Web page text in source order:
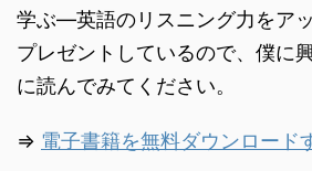
学ぶ―英語のリスニング力をアッ
プレゼントしているので、僕に
に読んでみてください。
⇒ 電子書籍を無料ダウンロード